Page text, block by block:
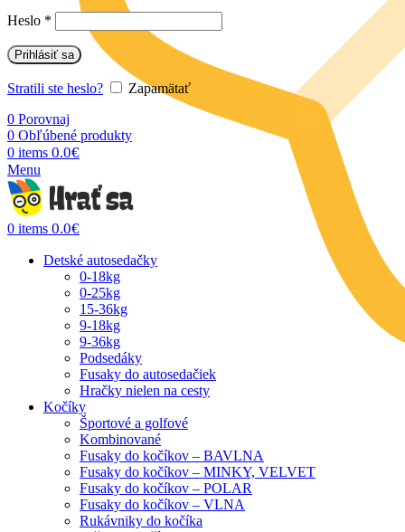
Heslo *
Prihlásiť sa
Stratili ste heslo?
Zapamätať
0 Porovnaj
0 Obľúbené produkty
0 items 0.0€
Menu
0 items 0.0€
Detské autosedačky
0-18kg
0-25kg
15-36kg
9-18kg
9-36kg
Podsedáky
Fusaky do autosedačiek
Hračky nielen na cesty
Kočíky
Športové a golfové
Kombinované
Fusaky do kočíkov – BAVLNA
Fusaky do kočíkov – MINKY, VELVET
Fusaky do kočíkov – POLAR
Fusaky do kočíkov – VLNA
Rukávniky do kočíka